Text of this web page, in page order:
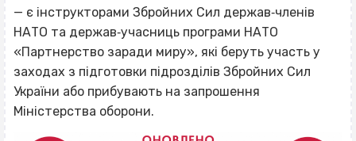
— є інструкторами Збройних Сил держав‐членів
НАТО та держав‐учасниць програми НАТО
«Партнерство заради миру», які беруть участь у
заходах з підготовки підрозділів Збройних Сил
України або прибувають на запрошення
Міністерства оборони.